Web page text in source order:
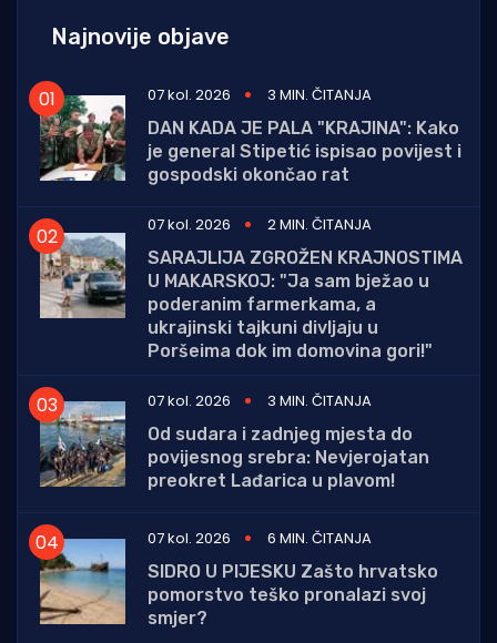
Najnovije objave
07 kol. 2026
3 MIN. ČITANJA
DAN KADA JE PALA "KRAJINA": Kako
je general Stipetić ispisao povijest i
gospodski okončao rat
07 kol. 2026
2 MIN. ČITANJA
SARAJLIJA ZGROŽEN KRAJNOSTIMA
U MAKARSKOJ: "Ja sam bježao u
poderanim farmerkama, a
ukrajinski tajkuni divljaju u
Poršeima dok im domovina gori!"
07 kol. 2026
3 MIN. ČITANJA
Od sudara i zadnjeg mjesta do
povijesnog srebra: Nevjerojatan
preokret Lađarica u plavom!
07 kol. 2026
6 MIN. ČITANJA
SIDRO U PIJESKU Zašto hrvatsko
pomorstvo teško pronalazi svoj
smjer?